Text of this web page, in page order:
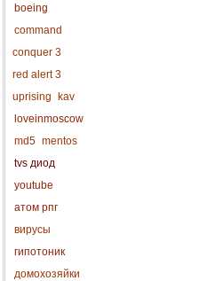
boeing
command
conquer 3
red alert 3
uprising
kav
loveinmoscow
md5 mentos
tvs диод
youtube
атом рпг
вирусы
гипотоник
домохозяйки